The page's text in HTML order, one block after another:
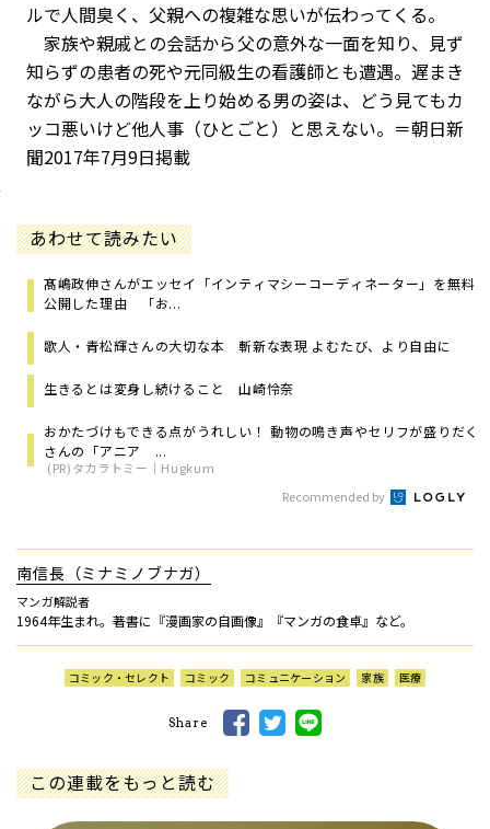
ルで人間臭く、父親への複雑な思いが伝わってくる。
家族や親戚との会話から父の意外な一面を知り、見ず
知らずの患者の死や元同級生の看護師とも遭遇。遅まき
ながら大人の階段を上り始める男の姿は、どう見てもカ
ッコ悪いけど他人事（ひとごと）と思えない。＝朝日新
聞2017年7月9日掲載
あわせて読みたい
髙嶋政伸さんがエッセイ「インティマシーコーディネーター」を無料
公開した理由 「お...
歌人・青松輝さんの大切な本 斬新な表現 よむたび、より自由に
生きるとは変身し続けること 山崎怜奈
おかたづけもできる点がうれしい！ 動物の鳴き声やセリフが盛りだく
さんの「アニア ...
(PR)タカラトミー｜Hugkum
Recommended by
南信長（ミナミノブナガ）
マンガ解説者
1964年生まれ。著書に『漫画家の自画像』『マンガの食卓』など。
コミック・セレクト コミック コミュニケーション 家族 医療
Share
この連載をもっと読む